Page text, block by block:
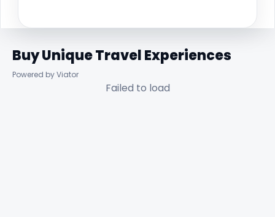
Buy Unique Travel Experiences
Powered by Viator
Failed to load